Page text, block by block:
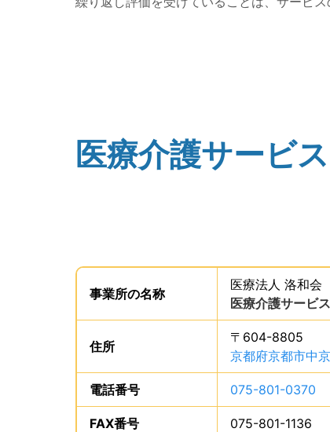
(タイトル)
医療介護サービ
事業所の基礎データを読み上げます。
事業所の名称は、
医療法人 洛和会
医療介護サービ
住所
〒604-8805
京都府京都市中
電話番号 075-801-0370
FAX番号 075-801-1136